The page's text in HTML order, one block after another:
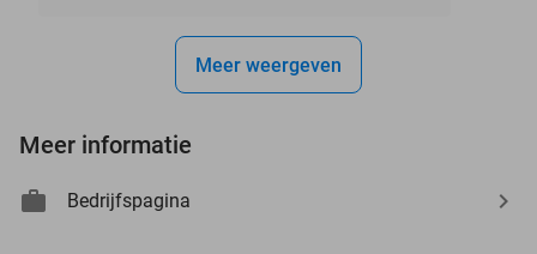
Meer weergeven
Meer informatie
Bedrijfspagina